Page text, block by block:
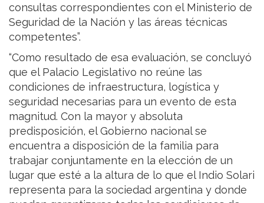
consultas correspondientes con el Ministerio de
Seguridad de la Nación y las áreas técnicas
competentes”.
“Como resultado de esa evaluación, se concluyó
que el Palacio Legislativo no reúne las
condiciones de infraestructura, logística y
seguridad necesarias para un evento de esta
magnitud. Con la mayor y absoluta
predisposición, el Gobierno nacional se
encuentra a disposición de la familia para
trabajar conjuntamente en la elección de un
lugar que esté a la altura de lo que el Indio Solari
representa para la sociedad argentina y donde